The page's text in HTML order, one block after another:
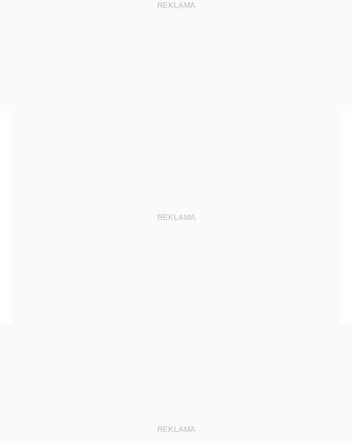
REKLAMA
REKLAMA
REKLAMA